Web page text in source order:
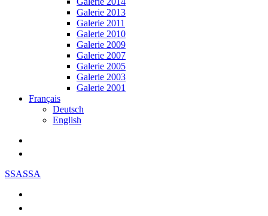
Galerie 2013
Galerie 2011
Galerie 2010
Galerie 2009
Galerie 2007
Galerie 2005
Galerie 2003
Galerie 2001
Français
Deutsch
English
SSASSA